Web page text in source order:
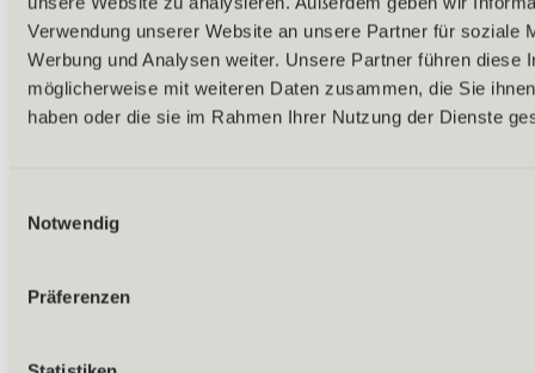
Verwendung unserer Website an unsere Partner für soziale
Werbung und Analysen weiter. Unsere Partner führen diese
möglicherweise mit weiteren Daten zusammen, die Sie
haben oder die sie im Rahmen Ihrer Nutzung der Dienste
Notwendig
Präferenzen